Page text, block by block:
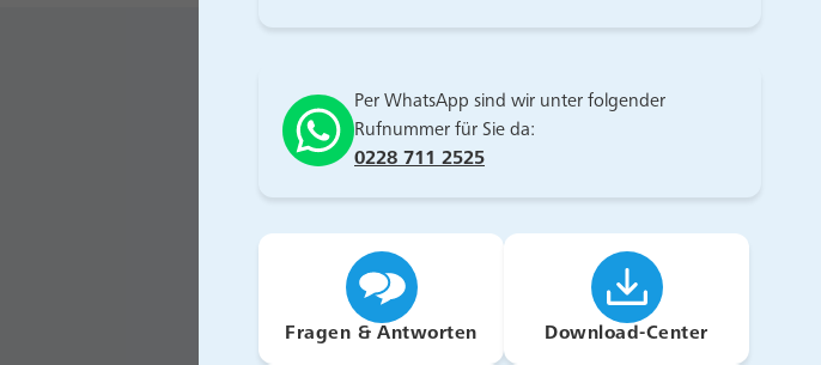
Per WhatsApp sind wir unter folgender
Rufnummer für Sie da:
0228 711 2525
Fragen & Antworten Download-Center